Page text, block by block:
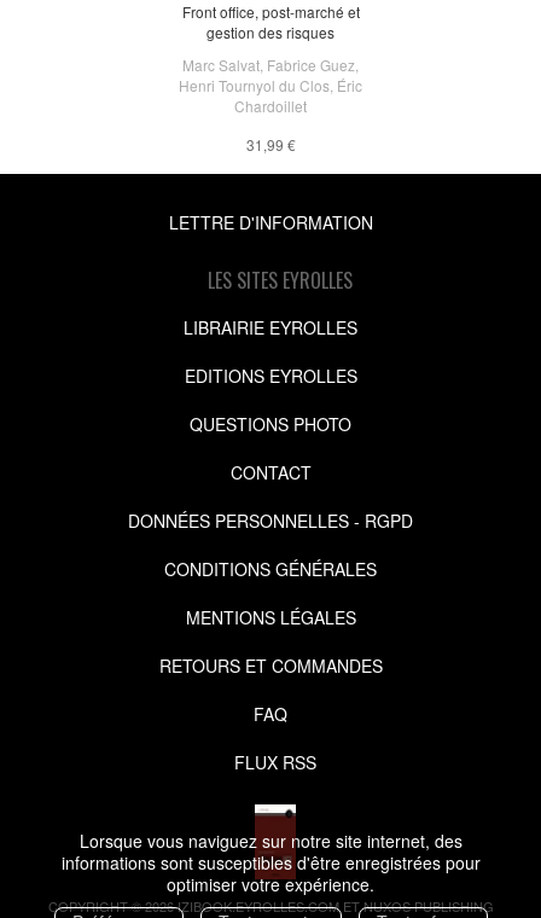
Lorsque vous naviguez sur notre site internet, des
informations sont susceptibles d'être enregistrées pour
optimiser votre expérience.
Front office, post-marché et
gestion des risques
Marc Salvat Fabrice Guez
Henri Tournyol du Clos Éric
Chardoillet
31,99 €
LETTRE D'INFORMATION
LES SITES EYROLLES
LIBRAIRIE EYROLLES
EDITIONS EYROLLES
QUESTIONS PHOTO
CONTACT
DONNÉES PERSONNELLES - RGPD
CONDITIONS GÉNÉRALES
MENTIONS LÉGALES
RETOURS ET COMMANDES
FAQ
FLUX RSS
COPYRIGHT © 2026 IZIBOOK.EYROLLES.COM ET NUXOS PUBLISHING